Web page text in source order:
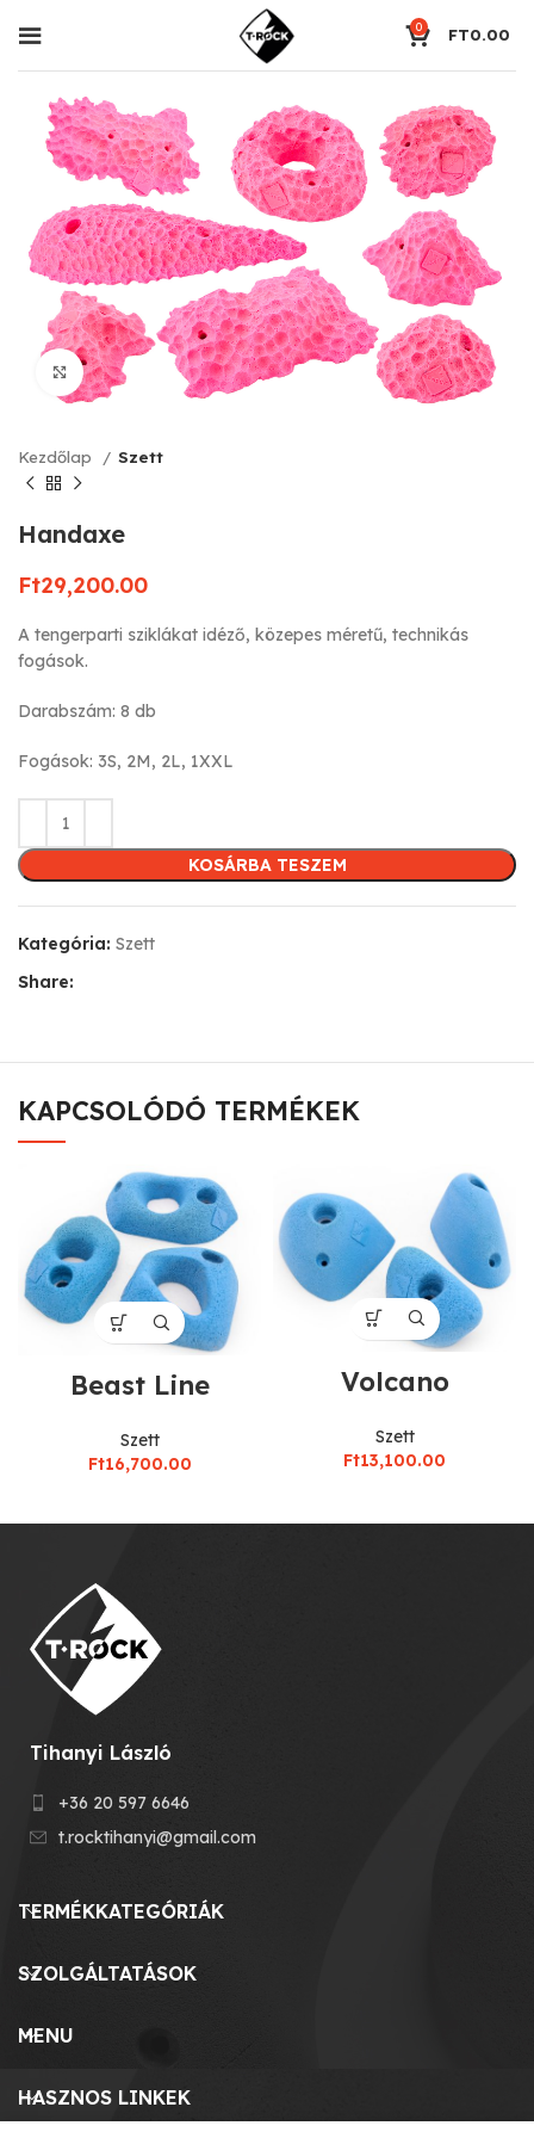
0 FT0.00
Click to enlarge
Kezdőlap Szett
Handaxe
Ft29,200.00
A tengerparti sziklákat idéző, közepes méretű, technikás
fogások.
Darabszám: 8 db
Fogások: 3S, 2M, 2L, 1XXL
KOSÁRBA TESZEM
Kategória: Szett
Share:
KAPCSOLÓDÓ TERMÉKEK
Beast Line
Szett
Ft16,700.00
Volcano
Szett
Ft13,100.00
Tihanyi László
+36 20 597 6646
t.rocktihanyi@gmail.com
TERMÉKKATEGÓRIÁK
SZOLGÁLTATÁSOK
MENU
HASZNOS LINKEK